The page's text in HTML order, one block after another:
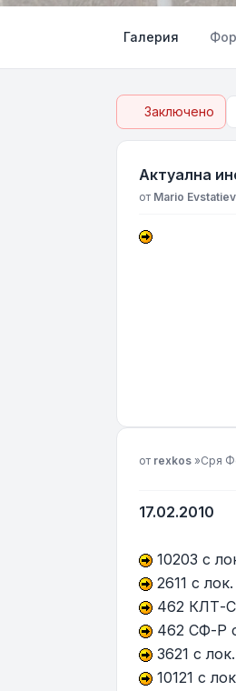
Галерия
Заключено
Актуална
Мнение
от Mario Evstatiev
Мнение
от rexkos »Сря
17.02.2010
10203 с
2611 с
462 КЛТ-
462 СФ-Р
3621 с
10121 с